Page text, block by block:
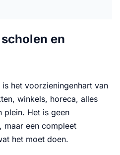
en
het voorzieningenhart van
winkels, horeca, alles
plein. Het is geen
maar een compleet
het moet doen.